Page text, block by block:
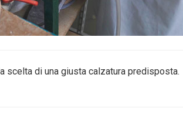
scelta di una giusta calzatura predisposta.